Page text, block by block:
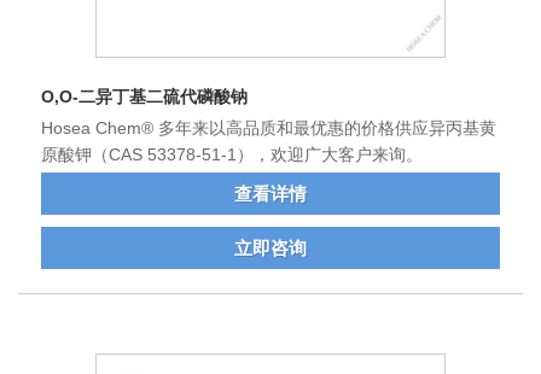
O,O-二异丁基二硫代磷酸钠
Hosea Chem® 多年来以高品质和最优惠的价格供应异丙基黄
原酸钾（CAS 53378-51-1），欢迎广大客户来询。
查看详情
立即咨询